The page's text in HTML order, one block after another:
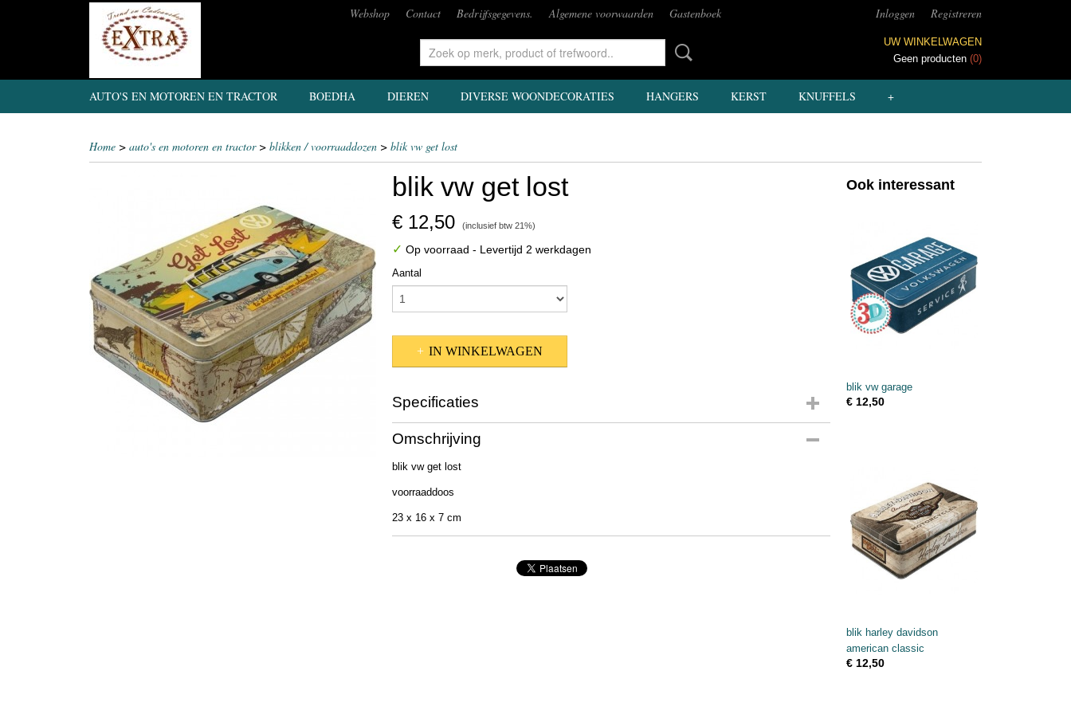
Webshop Contact Bedrijfsgegevens. Algemene voorwaarden Gastenboek Inloggen Registreren
UW WINKELWAGEN
Geen producten (0)
AUTO'S EN MOTOREN EN TRACTOR BOEDHA DIEREN DIVERSE WOONDECORATIES HANGERS KERST KNUFFELS +
Home > auto's en motoren en tractor> blikken / voorraaddozen > blik vw get lost
blik vw get lost
€ 12,50 (inclusief btw 21%)
✓ Op voorraad - Levertijd 2 werkdagen
Aantal
IN WINKELWAGEN
Specificaties
Productcode
Afmetingen (l,b,h)
Omschrijving
blik vw get lost
voorraaddoos
23 x 16 x 7 cm
Ook interessant
blik vw garage
€ 12,50
blik harley davidson
american classic
€ 12,50